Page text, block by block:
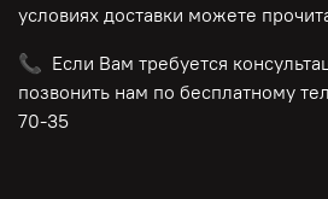
условиях доставки можете
📞 Если Вам требуется
позвонить нам по бесплатному
70-35